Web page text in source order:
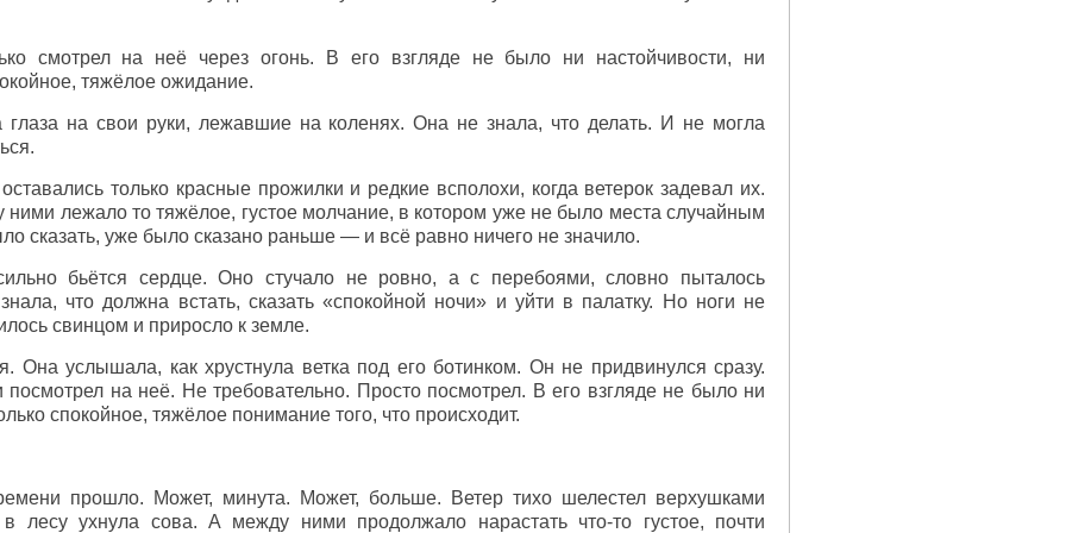
смотрел на неё через огонь. В его взгляде не было ни настойчивости, ни
тяжёлое ожидание.
глаза на свои руки, лежавшие на коленях. Она не знала, что делать. И не могла
только красные прожилки и редкие всполохи, когда ветерок задевал их.
лежало то тяжёлое, густое молчание, в котором уже не было места случайным
сказать, уже было сказано раньше — и всё равно ничего не значило.
бьётся сердце. Оно стучало не ровно, а с перебоями, словно пыталось
что должна встать, сказать «спокойной ночи» и уйти в палатку. Но ноги не
свинцом и приросло к земле.
Она услышала, как хрустнула ветка под его ботинком. Он не придвинулся сразу.
посмотрел на неё. Не требовательно. Просто посмотрел. В его взгляде не было ни
спокойное, тяжёлое понимание того, что происходит.
прошло. Может, минута. Может, больше. Ветер тихо шелестел верхушками
лесу ухнула сова. А между ними продолжало нарастать что-то густое, почти